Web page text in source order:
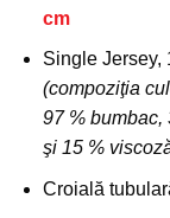
cm
Single Jersey,
(compoziţia
97 % bumbac,
şi 15 %
Croială